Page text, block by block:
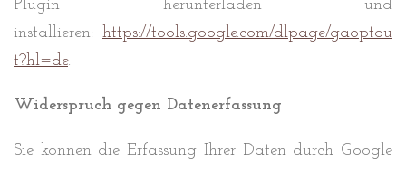
Plugin herunterladen und
installieren: https://tools.google.com/dlpage/gaoptou
t?hl=de.
Widerspruch gegen Datenerfassung
Sie können die Erfassung Ihrer Daten durch Google